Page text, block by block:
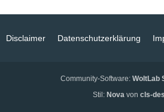
Disclaimer Datenschutzerklärung
Community-Software: WoltLab
Stil: Nova von cls-